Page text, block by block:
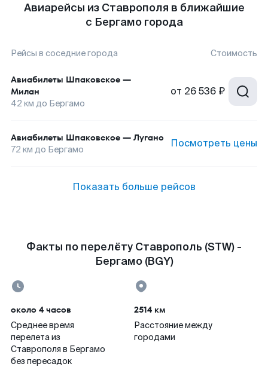
Авиарейсы из Ставрополя в ближайшие
с Бергамо города
Рейсы в соседние города Стоимость
Авиабилеты Шпаковское —
Милан
42 км до Бергамо
от 26 536 ₽
Авиабилеты Шпаковское — Лугано
72 км до Бергамо Посмотреть цены
Показать больше рейсов
Факты по перелёту Ставрополь (STW) -
Бергамо (BGY)
около 4 часов
Среднее время
перелета из
Ставрополя в Бергамо
без пересадок
2514 км
Расстояние между
городами